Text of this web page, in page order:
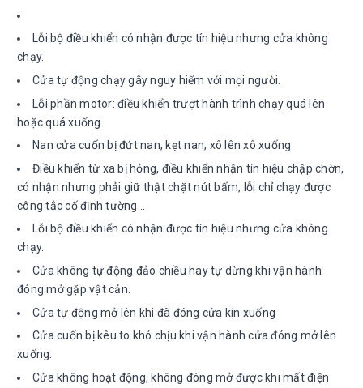
Lỗi bộ điều khiển có nhận được tín hiệu nhưng cửa không
chạy.
Cửa tự động chạy gây nguy hiểm với mọi người.
Lỗi phần motor: điều khiển trượt hành trình chạy quá lên
hoặc quá xuống
Nan cửa cuốn bị đứt nan, kẹt nan, xô lên xô xuống
Điều khiển từ xa bị hỏng, điều khiển nhận tín hiệu chập chờn,
có nhận nhưng phải giữ thật chặt nút bấm, lỗi chỉ chạy được
công tắc cố định tường…
Lỗi bộ điều khiển có nhận được tín hiệu nhưng cửa không
chạy.
Cửa không tự động đảo chiều hay tự dừng khi vận hành
đóng mở gặp vật cản.
Cửa tự động mở lên khi đã đóng cửa kín xuống
Cửa cuốn bị kêu to khó chịu khi vận hành cửa đóng mở lên
xuống.
Cửa không hoạt động, không đóng mở được khi mất điện